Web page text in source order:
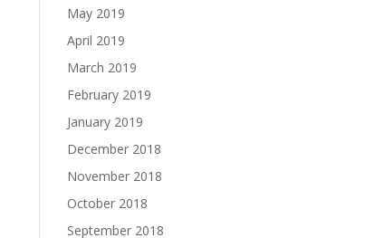
May 2019
April 2019
March 2019
February 2019
January 2019
December 2018
November 2018
October 2018
September 2018